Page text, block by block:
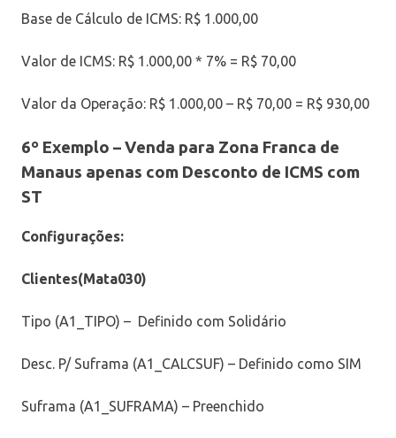
Base de Cálculo de ICMS: R$ 1.000,00
Valor de ICMS: R$ 1.000,00 * 7% = R$ 70,00
Valor da Operação: R$ 1.000,00 – R$ 70,00 = R$ 930,00
6º Exemplo –Venda para Zona Franca de
Manaus apenas com Desconto de ICMS com
ST
Configurações:
Clientes(Mata030)
Tipo (A1_TIPO) – Definido com Solidário
Desc. P/ Suframa (A1_CALCSUF) – Definido como SIM
Suframa (A1_SUFRAMA) – Preenchido